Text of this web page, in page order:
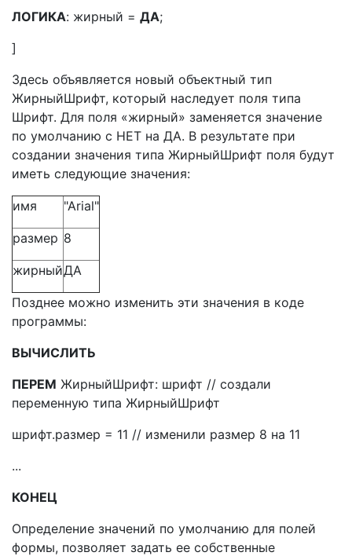
ЛОГИКА: жирный = ДА;
]
Здесь объявляется новый объектный тип
ЖирныйШрифт, который наследует поля типа
Шрифт. Для поля «жирный» заменяется значение
по умолчанию с НЕТ на ДА. В результате при
создании значения типа ЖирныйШрифт поля будут
иметь следующие значения:
имя "Arial"
размер 8
жирныйДА
Позднее можно изменить эти значения в коде
программы:
ВЫЧИСЛИТЬ
ПЕРЕМ ЖирныйШрифт: шрифт // создали
переменную типа ЖирныйШрифт
шрифт.размер = 11 // изменили размер 8 на 11
...
КОНЕЦ
Определение значений по умолчанию для полей
формы, позволяет задать ее собственные